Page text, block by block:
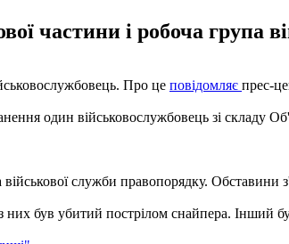
частини і робоча група
Про це повідомляє прес-
один військовослужбовець зі складу
служби правопорядку. Обставини
був убитий пострілом снайпера. Інший